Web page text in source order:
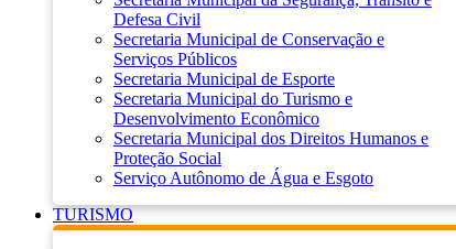
Defesa Civil
Secretaria Municipal de Conservação e
Serviços Públicos
Secretaria Municipal de Esporte
Secretaria Municipal do Turismo e
Desenvolvimento Econômico
Secretaria Municipal dos Direitos Humanos e
Proteção Social
Serviço Autônomo de Água e Esgoto
TURISMO